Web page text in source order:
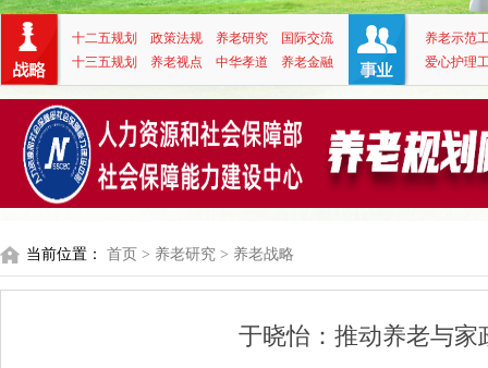
十二五规划 政策法规 养老研究
国际交流
十三五规划
养老视点 中华孝道 养老金融
养老示范
爱心护理
当前位置： 首页 > 养老研究 > 养老战略
于晓怡：推动养老与家